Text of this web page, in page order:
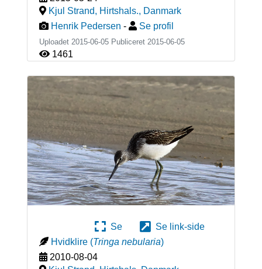
Kjul Strand, Hirtshals., Danmark
Henrik Pedersen - Se profil
Uploadet 2015-06-05 Publiceret 2015-06-05
1461
Se
Se link-side
Hvidklire (Tringa nebularia)
2010-08-04